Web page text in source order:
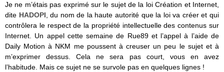
Je ne m’étais pas exprimé sur le sujet de la loi Création et Internet,
dite HADOPI , du nom de la haute autorité que la loi va créer et qui
contrôlera le respect de la propriété intellectuelle des contenus sur
Internet. Un appel cette semaine de Rue89 et l’appel à l’aide de
Daily Motion à NKM me poussent à creuser un peu le sujet et à
m’exprimer dessus. Cela ne sera pas court, vous en avez
l’habitude. Mais ce sujet ne se survole pas en quelques lignes !